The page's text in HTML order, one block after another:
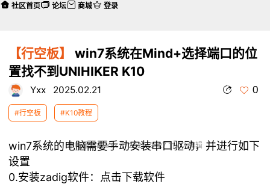
【行空板】
win7系统在Mind+选择端口的位
置找不到UNIHIKER K10
Yxx 2025.02.21 0
#行空板 #K10教程
本帖最后由 Yxx 于 2025-3-27 11:07 编辑
win7系统的电脑需要手动安装串口驱动，并进行如下
设置
0.安装zadig软件：点击下载软件
社区首页 论坛 商城 登录